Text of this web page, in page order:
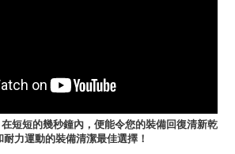
短短的幾秒鐘內，便能令您的裝備回復清新乾
力運動的裝備清潔最佳選擇！